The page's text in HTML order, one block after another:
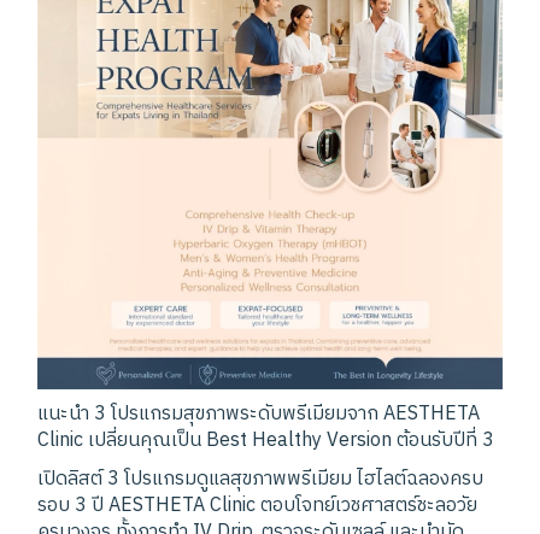
แนะนำ 3 โปรแกรมสุขภาพระดับพรีเมียมจาก AESTHETA
Clinic เปลี่ยนคุณเป็น Best Healthy Version ต้อนรับปีที่ 3
เปิดลิสต์ 3 โปรแกรมดูแลสุขภาพพรีเมียม ไฮไลต์ฉลองครบ
รอบ 3 ปี AESTHETA Clinic ตอบโจทย์เวชศาสตร์ชะลอวัย